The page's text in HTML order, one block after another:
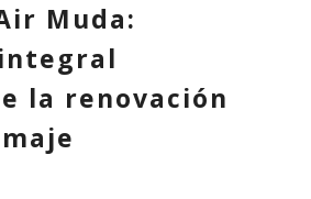
Muda:
la renovación